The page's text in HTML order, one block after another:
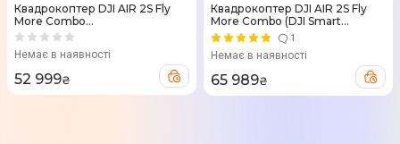
Квадрокоптер DJI AIR 2S Fly
More Combo
CP.MA.00000350.01
Немає в наявності
52 999₴
Квадрокоптер DJI AIR 2S Fly
More Combo (DJI Smart
Controller)
CP.MA.00000370.01
1
Немає в наявності
65 989₴